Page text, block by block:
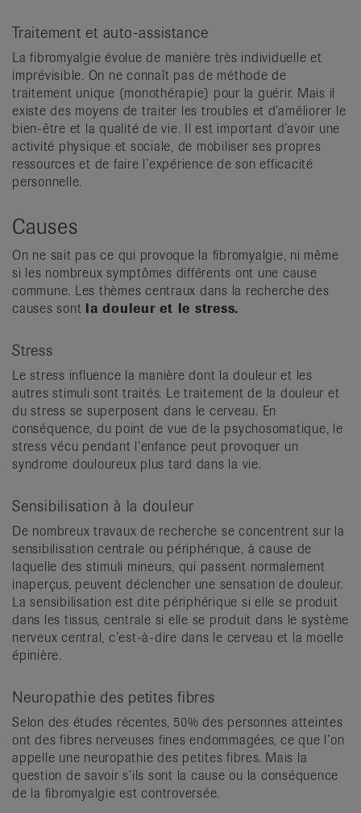
Traitement et auto-assistance
La fibromyalgie évolue de manière très individuelle et
imprévisible. On ne connaît pas de méthode de
traitement unique (monothérapie) pour la guérir. Mais il
existe des moyens de traiter les troubles et d’améliorer le
bien-être et la qualité de vie. Il est important d’avoir une
activité physique et sociale, de mobiliser ses propres
ressources et de faire l’expérience de son efficacité
personnelle.
Causes
On ne sait pas ce qui provoque la fibromyalgie, ni même
si les nombreux symptômes différents ont une cause
commune. Les thèmes centraux dans la recherche des
causes sont la douleur et le stress.
Stress
Le stress influence la manière dont la douleur et les
autres stimuli sont traités. Le traitement de la douleur et
du stress se superposent dans le cerveau. En
conséquence, du point de vue de la psychosomatique, le
stress vécu pendant l’enfance peut provoquer un
syndrome douloureux plus tard dans la vie.
Sensibilisation à la douleur
De nombreux travaux de recherche se concentrent sur la
sensibilisation centrale ou périphérique, à cause de
laquelle des stimuli mineurs, qui passent normalement
inaperçus, peuvent déclencher une sensation de douleur.
La sensibilisation est dite périphérique si elle se produit
dans les tissus, centrale si elle se produit dans le système
nerveux central, c’est-à-dire dans le cerveau et la moelle
épinière.
Neuropathie des petites fibres
Selon des études récentes, 50% des personnes atteintes
ont des fibres nerveuses fines endommagées, ce que l’on
appelle une neuropathie des petites fibres. Mais la
question de savoir s’ils sont la cause ou la conséquence
de la fibromyalgie est controversée.